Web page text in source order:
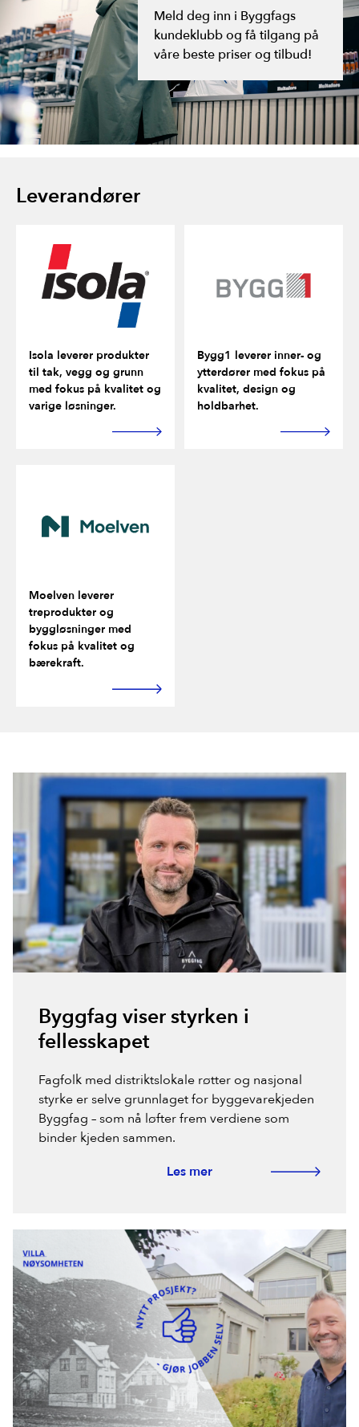
Byggfag Tysnes
Byggfag Tak og Ventilasjon
Åsane Trelast AS
Andersen & Ljosheim Bygg AS
Meld deg inn i Byggfags
kundeklubb og få tilgang på
våre beste priser og tilbud!
Leverandører
Isola leverer produkter
til tak, vegg og grunn
med fokus på kvalitet og
varige løsninger.
Bygg1 leverer inner- og
ytterdører med fokus på
kvalitet, design og
holdbarhet.
Moelven leverer
treprodukter og
byggløsninger med
fokus på kvalitet og
bærekraft.
Byggfag viser styrken i
fellesskapet
Fagfolk med distriktslokale røtter og nasjonal
styrke er selve grunnlaget for byggevarekjeden
Byggfag – som nå løfter frem verdiene som
binder kjeden sammen.
Les mer